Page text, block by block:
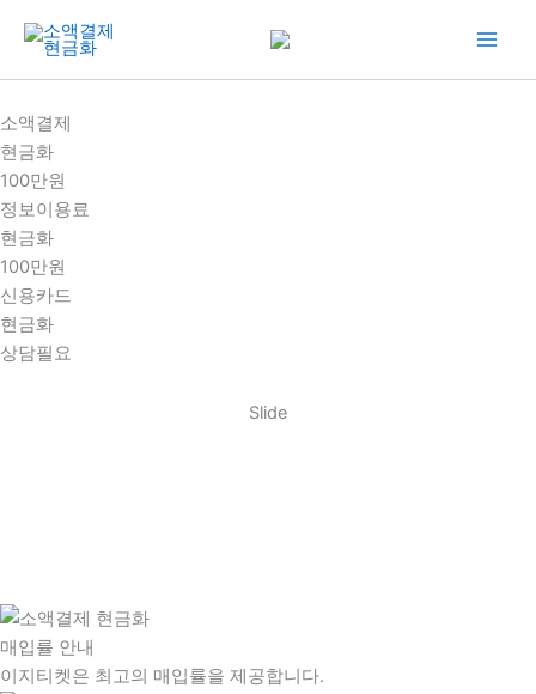
건
너
뛰
기
소액결제
현금화
100만원
정보이용료
현금화
100만원
신용카드
현금화
상담필요
Slide
매입률 안내
이지티켓은 최고의 매입률을 제공합니다.